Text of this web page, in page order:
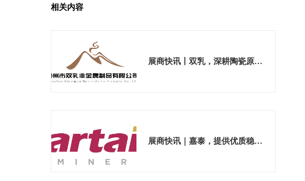
相关内容
展商快讯丨双乳，深耕陶瓷原料多年
展商快讯｜嘉泰，提供优质稳定的陶瓷原料